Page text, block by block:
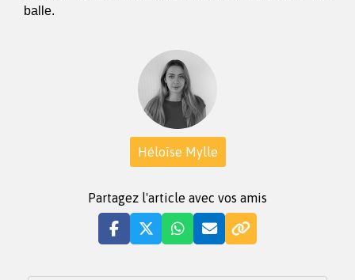
balle.
Héloïse Mylle
Partagez l'article avec vos amis